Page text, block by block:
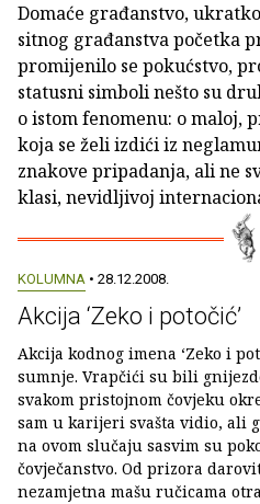
Domaće građanstvo,
sitnog građanstva početka
promijenilo se pokućstvo,
statusni simboli nešto su
o istom fenomenu: o maloj,
koja se želi izdići iz
znakove pripadanja, ali ne
klasi, nevidljivoj
KOLUMNA • 28.12.2008.
Akcija ‘Zeko i potočić’
Akcija kodnog imena ‘Zeko i
sumnje. Vrapčići su bili
svakom pristojnom čovjeku
sam u karijeri svašta vidio, ali
na ovom slučaju sasvim su
čovječanstvo. Od prizora
nezamjetna mašu ručicama